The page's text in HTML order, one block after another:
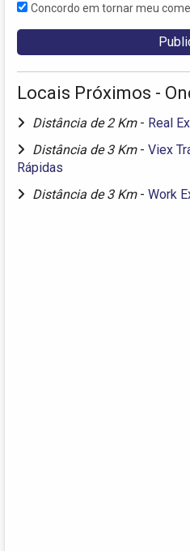
Concordo em tornar meu
Locais Próximos -
Distância de 2 Km - Real
Distância de 3 Km - Viex
Rápidas
Distância de 3 Km - Work